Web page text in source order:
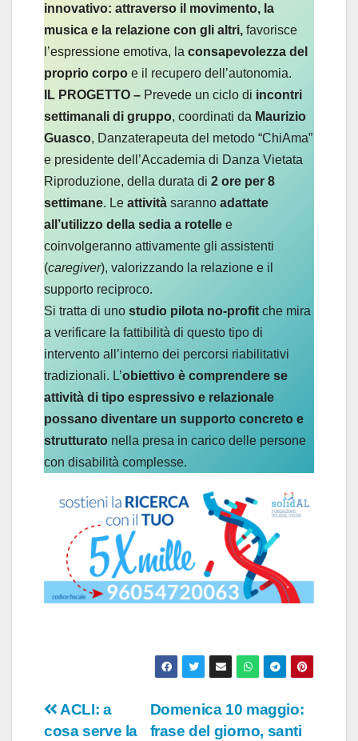
innovativo: attraverso il movimento, la
musica e la relazione con gli altri, favorisce
l’espressione emotiva, la consapevolezza del
proprio corpo e il recupero dell’autonomia.
IL PROGETTO – Prevede un ciclo di incontri
settimanali di gruppo, coordinati da Maurizio
Guasco, Danzaterapeuta del metodo “ChiAma”
e presidente dell’Accademia di Danza Vietata
Riproduzione, della durata di 2 ore per 8
settimane. Le attività saranno adattate
all’utilizzo della sedia a rotelle e
coinvolgeranno attivamente gli assistenti
(caregiver), valorizzando la relazione e il
supporto reciproco.
Si tratta di uno studio pilota no-profit che mira
a verificare la fattibilità di questo tipo di
intervento all’interno dei percorsi riabilitativi
tradizionali. L’obiettivo è comprendere se
attività di tipo espressivo e relazionale
possano diventare un supporto concreto e
strutturato nella presa in carico delle persone
con disabilità complesse.
NavigazioneDomenica 10 maggio:
frase del giorno, santi
ACLI: a
cosa serve la